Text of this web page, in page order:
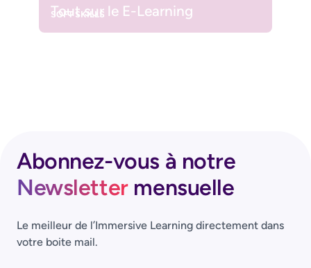
Tout sur le E-Learning
SOFT SKILLS
Abonnez-vous à notre
Newslettermensuelle
Le meilleur de l’Immersive Learning directement dans
votre boite mail.